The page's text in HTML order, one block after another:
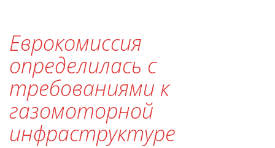
Еврокомиссия
определилась с
требованиями к
газомоторной
инфраструктуре